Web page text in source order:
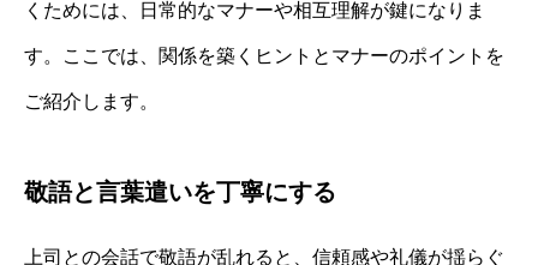
くためには、日常的なマナーや相互理解が鍵になりま
す。ここでは、関係を築くヒントとマナーのポイントを
ご紹介します。
敬語と言葉遣いを丁寧にする
上司との会話で敬語が乱れると、信頼感や礼儀が揺らぐ